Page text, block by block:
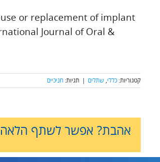
or replacement of implant
Journal of Oral &
קטגוריות: כללי, שתלים | תגיות: חניכיים
אהבת? אפשר לשתף הלאה